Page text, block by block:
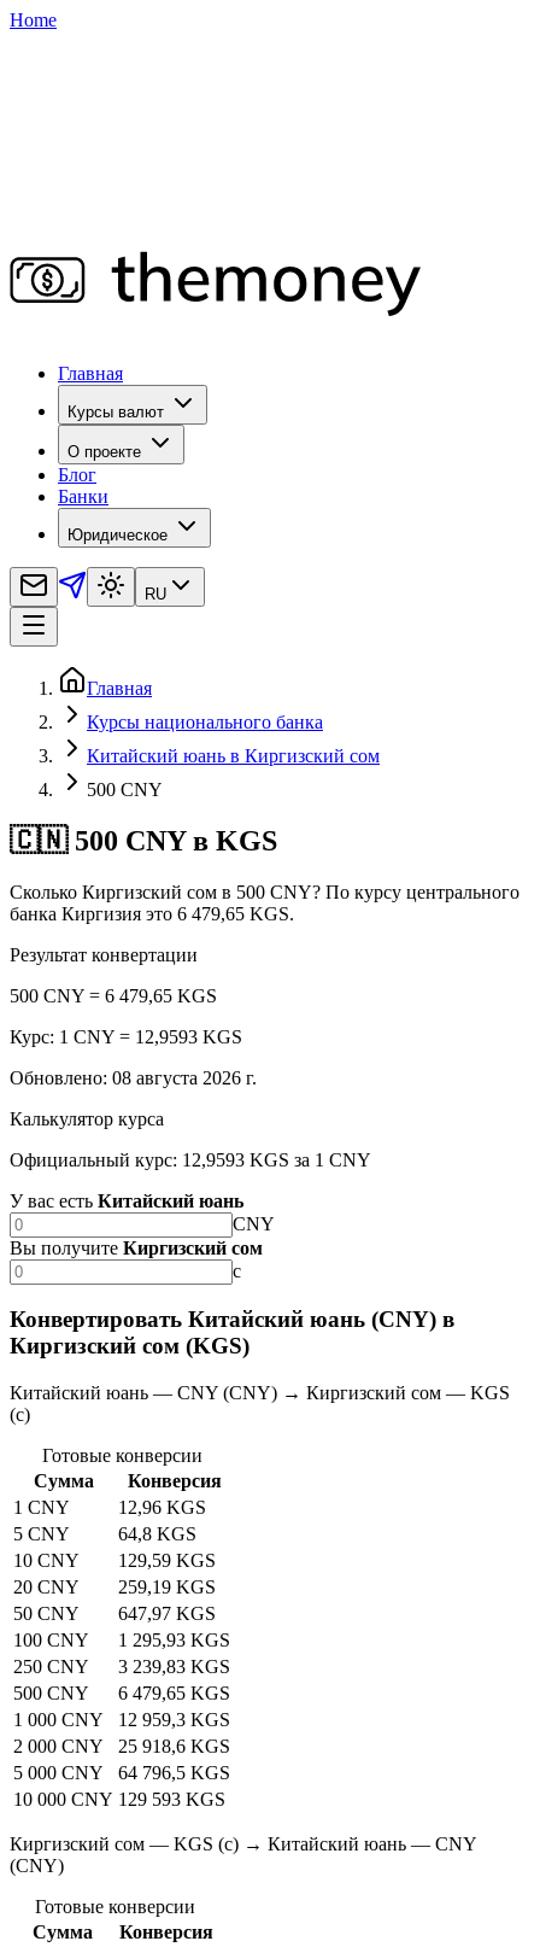
Home
Главная
Курсы валют
О проекте
Блог
Банки
Юридическое
RU
Главная
Курсы национального банка
Китайский юань в Киргизский сом
500 CNY
🇨🇳 500 CNY в KGS
Сколько Киргизский сом в 500 CNY? По курсу центрального
банка Киргизия это 6 479,65 KGS.
Результат конвертации
500 CNY = 6 479,65 KGS
Курс: 1 CNY = 12,9593 KGS
Обновлено: 08 августа 2026 г.
Калькулятор курса
Официальный курс: 12,9593 KGS за 1 CNY
У вас есть Китайский юань
CNY
Вы получите Киргизский сом
с
Конвертировать Китайский юань (CNY) в
Киргизский сом (KGS)
Китайский юань — CNY (CNY) → Киргизский сом — KGS
(с)
Готовые конверсии
Сумма
Конверсия
1 CNY
12,96 KGS
5 CNY
64,8 KGS
10 CNY
129,59 KGS
20 CNY
259,19 KGS
50 CNY
647,97 KGS
100 CNY
1 295,93 KGS
250 CNY
3 239,83 KGS
500 CNY
6 479,65 KGS
1 000 CNY
12 959,3 KGS
2 000 CNY
25 918,6 KGS
5 000 CNY
64 796,5 KGS
10 000 CNY 129 593 KGS
Киргизский сом — KGS (с) → Китайский юань — CNY
(CNY)
Готовые конверсии
Сумма
Конверсия